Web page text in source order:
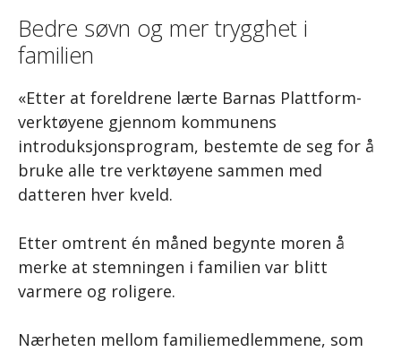
Bedre søvn og mer trygghet i
familien
«Etter at foreldrene lærte Barnas Plattform-
verktøyene gjennom kommunens
introduksjonsprogram, bestemte de seg for å
bruke alle tre verktøyene sammen med
datteren hver kveld.
Etter omtrent én måned begynte moren å
merke at stemningen i familien var blitt
varmere og roligere.
Nærheten mellom familiemedlemmene, som